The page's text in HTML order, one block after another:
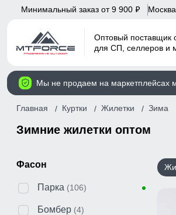
Минимальный заказ от 9 900 p
Оптовый поставщик
для СП, селлеров и
Мы не продаем на маркетплейсах
Главная Куртки Жилетки Зима
Зимние жилетки оптом
Фасон
Парка (106)
Бомбер (4)